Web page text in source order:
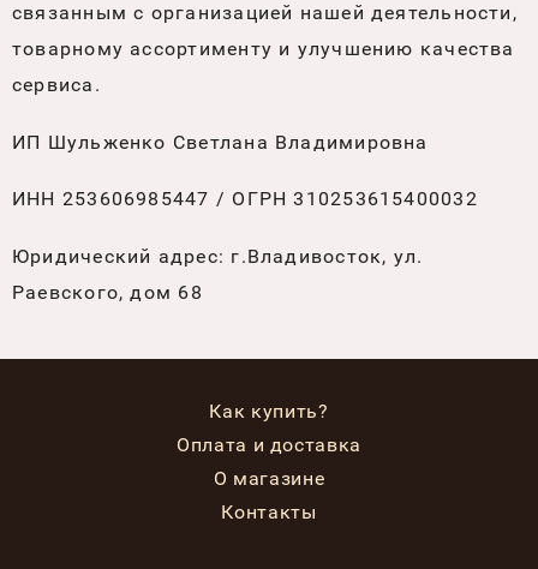
связанным с организацией нашей деятельности,
товарному ассортименту и улучшению качества
сервиса.
ИП Шульженко Светлана Владимировна
ИНН 253606985447 / ОГРН 310253615400032
Юридический адрес: г.Владивосток, ул.
Раевского, дом 68
Как купить?
Оплата и доставка
О магазине
Контакты